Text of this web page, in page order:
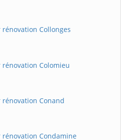
Collonges
Colomieu
Conand
Condamine
BatiWebPro